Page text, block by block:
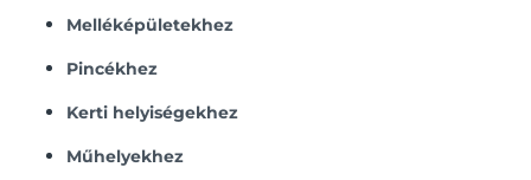
Melléképületekhez
Pincékhez
Kerti helyiségekhez
Műhelyekhez